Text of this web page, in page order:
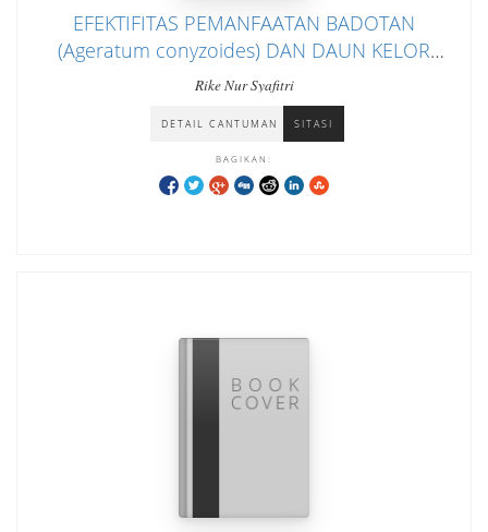
EFEKTIFITAS PEMANFAATAN BADOTAN
(Ageratum conyzoides) DAN DAUN KELOR
(Moringa oliefera) SEBAGAI INSEKTISIDA
UNTUK MENGENDALIKAN NYAMUK PENULAR
PENYAKIT DBD
Rike Nur Syafitri
DETAIL CANTUMAN SITASI
BAGIKAN: